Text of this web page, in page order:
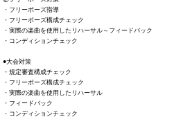
・フリーポーズ指導
・フリーポーズ構成チェック
・実際の楽曲を使用したリハーサル～フィードバック
・コンディションチェック
●大会対策
・規定審査構成チェック
・フリーポーズ構成チェック
・実際の楽曲を使用したリハーサル
・フィードバック
・コンディションチェック